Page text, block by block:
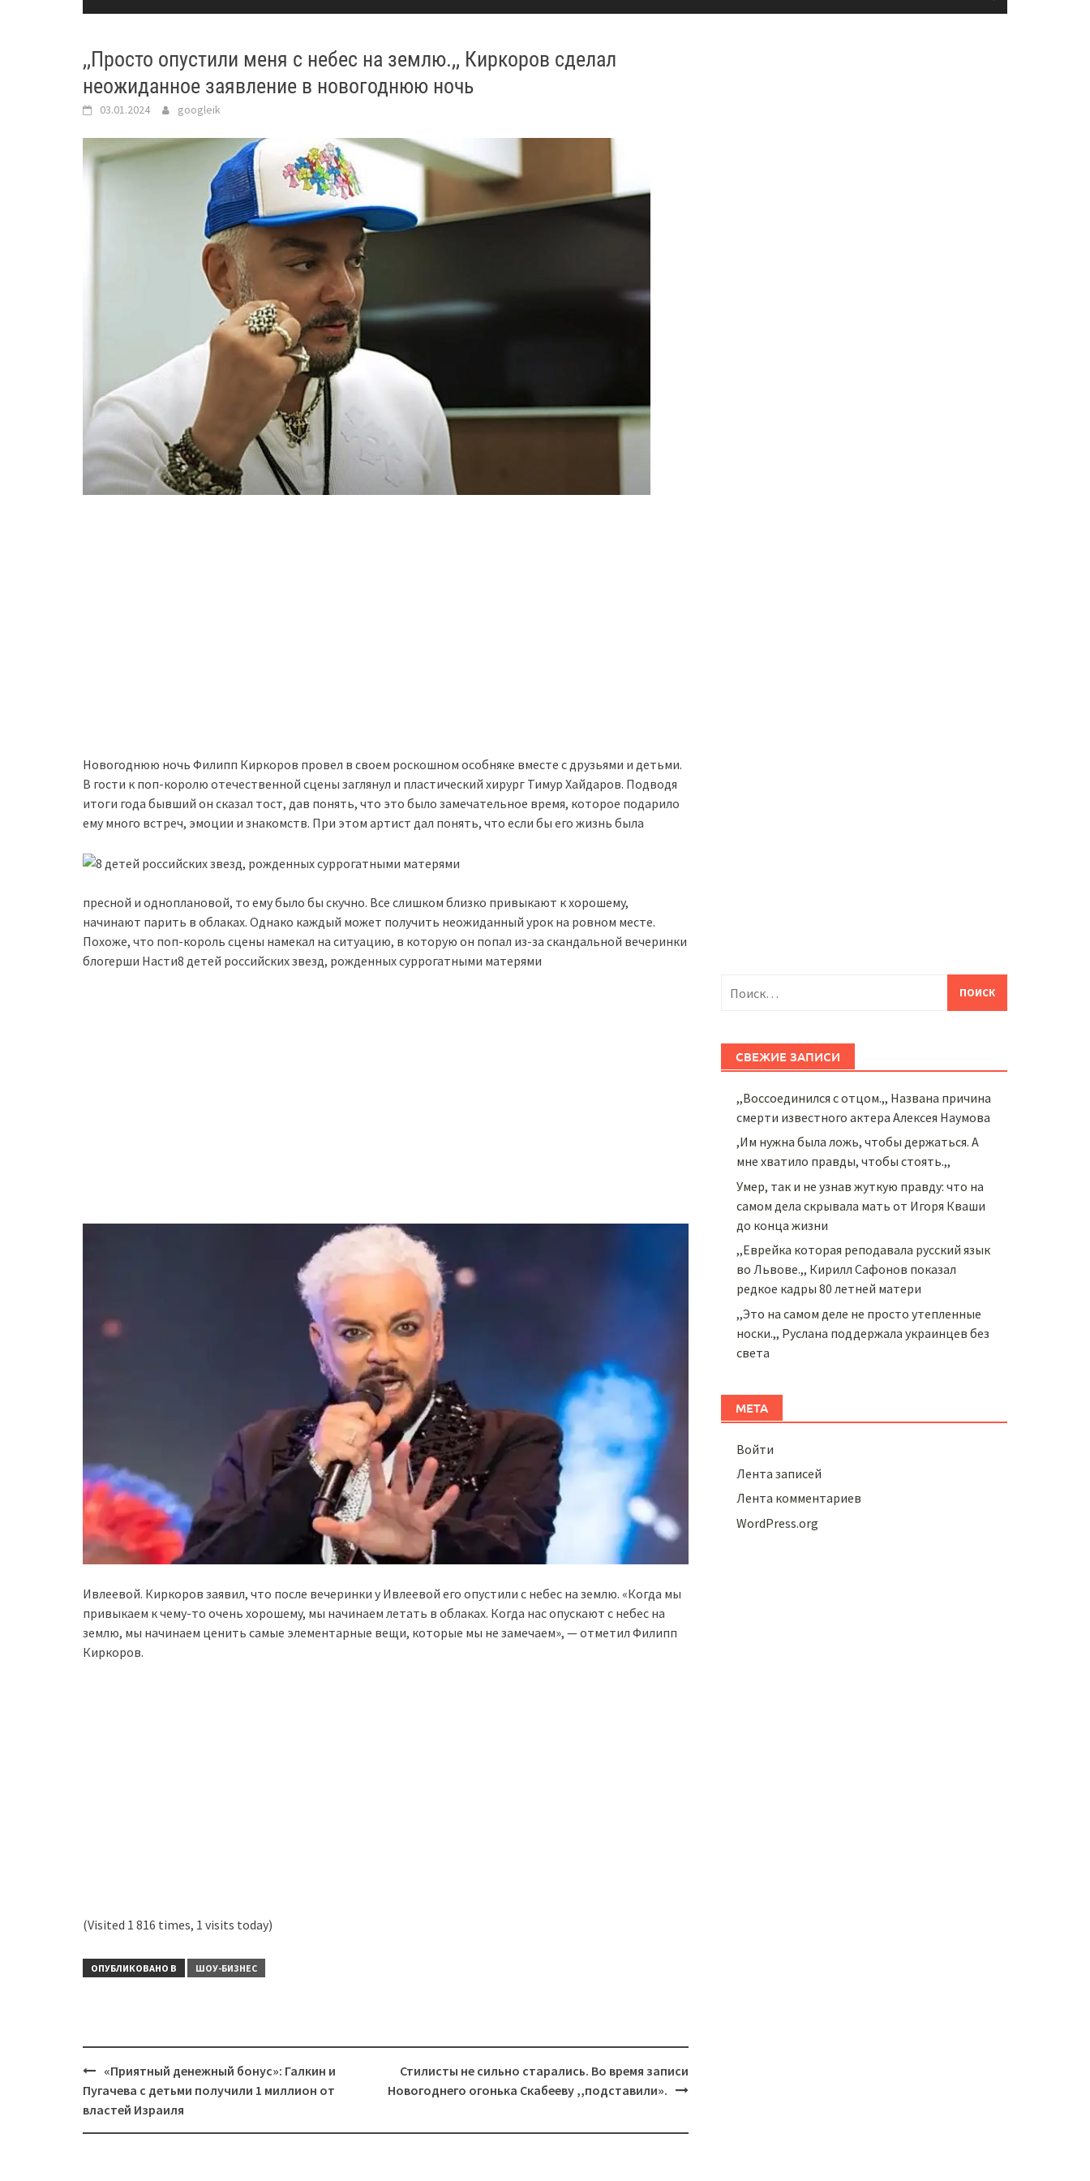
,,Просто опустили меня с небес на землю.,, Киркоров сделал
неожиданное заявление в новогоднюю ночь
03.01.2024 googleik
Новогоднюю ночь Филипп Киркоров провел в своем роскошном особняке вместе с друзьями и детьми.
В гости к поп-королю отечественной сцены заглянул и пластический хирург Тимур Хайдаров. Подводя
итоги года бывший он сказал тост, дав понять, что это было замечательное время, которое подарило
ему много встреч, эмоции и знакомств. При этом артист дал понять, что если бы его жизнь была
пресной и одноплановой, то ему было бы скучно. Все слишком близко привыкают к хорошему,
начинают парить в облаках. Однако каждый может получить неожиданный урок на ровном месте.
Похоже, что поп-король сцены намекал на ситуацию, в которую он попал из-за скандальной вечеринки
блогерши Насти8 детей российских звезд, рожденных суррогатными матерями
Ивлеевой. Киркоров заявил, что после вечеринки у Ивлеевой его опустили с небес на землю. «Когда мы
привыкаем к чему-то очень хорошему, мы начинаем летать в облаках. Когда нас опускают с небес на
землю, мы начинаем ценить самые элементарные вещи, которые мы не замечаем», — отметил Филипп
Киркоров.
(Visited 1 816 times, 1 visits today)
ОПУБЛИКОВАНО В ШОУ-БИЗНЕС
Навигация
«Приятный денежный бонус»: Галкин и
Пугачева с детьми получили 1 миллион от
властей Израиля
Стилисты не сильно старались. Во время записи
Новогоднего огонька Скабееву ,,подставили».
СВЕЖИЕ ЗАПИСИ
,,Воссоединился с отцом.,, Названа причина
смерти известного актера Алексея Наумова
,Им нужна была ложь, чтобы держаться. А
мне хватило правды, чтобы стоять.,,
Умер, так и не узнав жуткую правду: что на
самом дела скрывала мать от Игоря Кваши
до конца жизни
,,Еврейка которая реподавала русский язык
во Львове.,, Кирилл Сафонов показал
редкое кадры 80 летней матери
,,Это на самом деле не просто утепленные
носки.,, Руслана поддержала украинцев без
света
МЕТА
Войти
Лента записей
Лента комментариев
WordPress.org